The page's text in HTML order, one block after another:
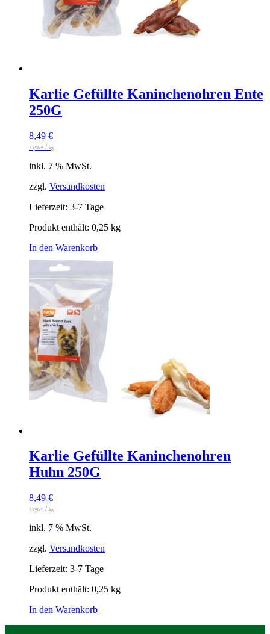
Karlie Gefüllte Kaninchenohren Ente
250G
8,49 €
33,96 € / kg
inkl. 7 % MwSt.
zzgl. Versandkosten
Lieferzeit: 3-7 Tage
Produkt enthält: 0,25 kg
In den Warenkorb
Karlie Gefüllte Kaninchenohren
Huhn 250G
8,49 €
33,96 € / kg
inkl. 7 % MwSt.
zzgl. Versandkosten
Lieferzeit: 3-7 Tage
Produkt enthält: 0,25 kg
In den Warenkorb